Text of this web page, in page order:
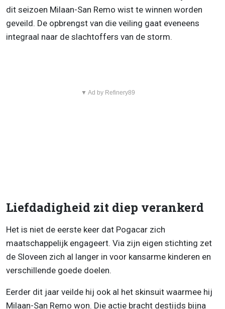
dit seizoen Milaan-San Remo wist te winnen worden
geveild. De opbrengst van die veiling gaat eveneens
integraal naar de slachtoffers van de storm.
▼ Ad by Refinery89
Liefdadigheid zit diep verankerd
Het is niet de eerste keer dat Pogacar zich
maatschappelijk engageert. Via zijn eigen stichting zet
de Sloveen zich al langer in voor kansarme kinderen en
verschillende goede doelen.
Eerder dit jaar veilde hij ook al het skinsuit waarmee hij
Milaan-San Remo won. Die actie bracht destijds bijna